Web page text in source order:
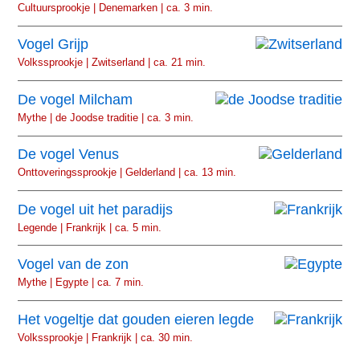
Cultuursprookje | Denemarken | ca. 3 min.
Vogel Grijp
Volkssprookje | Zwitserland | ca. 21 min.
De vogel Milcham
Mythe | de Joodse traditie | ca. 3 min.
De vogel Venus
Onttoveringssprookje | Gelderland | ca. 13 min.
De vogel uit het paradijs
Legende | Frankrijk | ca. 5 min.
Vogel van de zon
Mythe | Egypte | ca. 7 min.
Het vogeltje dat gouden eieren legde
Volkssprookje | Frankrijk | ca. 30 min.